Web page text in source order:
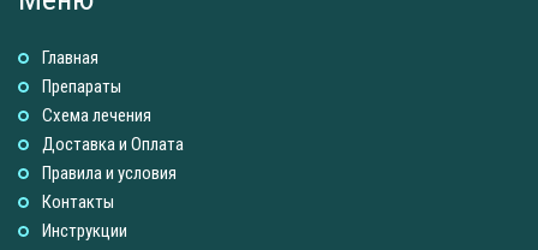
Главная
Препараты
Схема лечения
Доставка и Оплатa
Правила и условия
Контакты
Инструкции